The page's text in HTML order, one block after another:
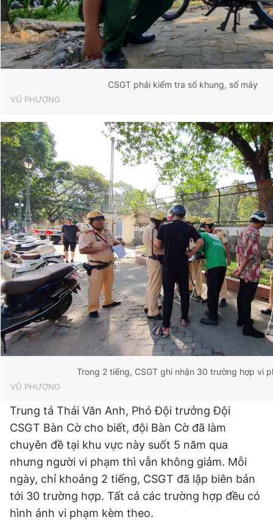
CSGT phải kiểm tra số khung, số máy
VŨ PHƯỢNG
Trong 2 tiếng, CSGT ghi nhận 30 trường hợp vi
VŨ PHƯỢNG
Trung tá Thái Văn Anh, Phó Đội trưởng Đội
CSGT Bàn Cờ cho biết, đội Bàn Cờ đã làm
chuyên đề tại khu vực này suốt 5 năm qua
nhưng người vi phạm thì vẫn không giảm. Mỗi
ngày, chỉ khoảng 2 tiếng, CSGT đã lập biên bản
tới 30 trường hợp. Tất cả các trường hợp đều có
hình ảnh vi phạm kèm theo.